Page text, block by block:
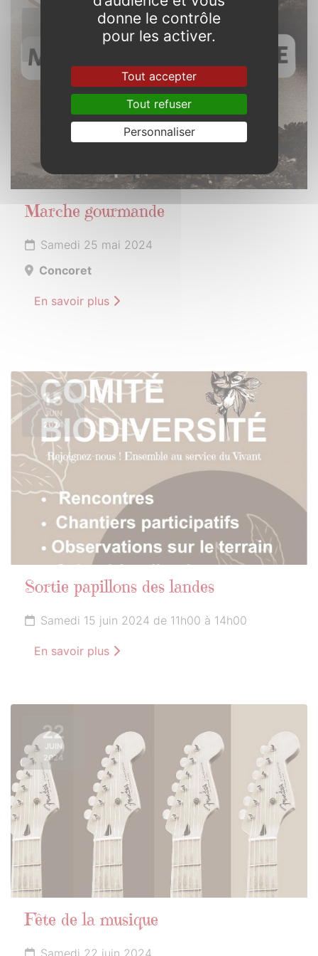
Marche gourmande
Samedi 25 mai 2024
Concoret
En savoir plus
15
JUIN
2024
Sortie papillons des landes
Samedi 15 juin 2024 de 11h00 à 14h00
En savoir plus
22
JUIN
2024
Fête de la musique
Samedi 22 juin 2024
donne le contrôle
pour les activer.
Tout accepter
Tout refuser
Personnaliser